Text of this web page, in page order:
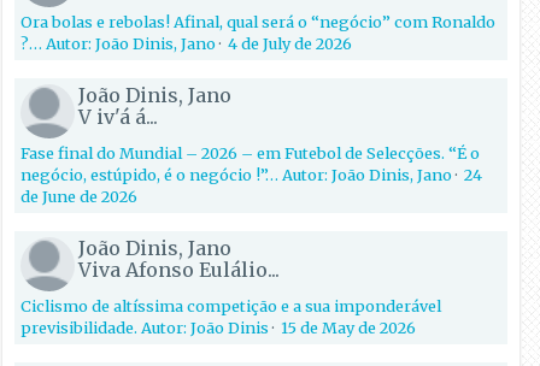
Ora bolas e rebolas! Afinal, qual será o “negócio” com Ronaldo
?… Autor: João Dinis, Jano·4 de July de 2026
João Dinis, Jano
V iv'á á...
Fase final do Mundial – 2026 – em Futebol de Selecções. “É o
negócio, estúpido, é o negócio !”… Autor: João Dinis, Jano·24
de June de 2026
João Dinis, Jano
Viva Afonso Eulálio...
Ciclismo de altíssima competição e a sua imponderável
previsibilidade. Autor: João Dinis·15 de May de 2026